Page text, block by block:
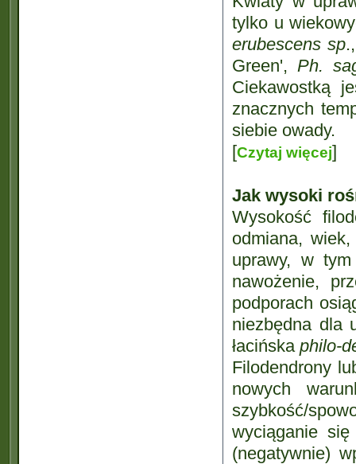
tylko u
erubescens sp
Green', Ph.
Ciekawostką
znacznych
siebie owady.
[Czytaj więcej]
Jak wysoki
Wysokość
odmiana,
uprawy, w
nawożenie,
podporach
niezbędna dla
łacińska philo-
Filodendrony
nowych
szybkość/
wyciąganie
(negatywnie)